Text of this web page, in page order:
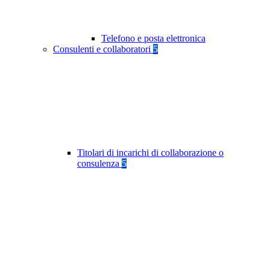
Telefono e posta elettronica
Consulenti e collaboratori 5
Titolari di incarichi di collaborazione o
consulenza 5